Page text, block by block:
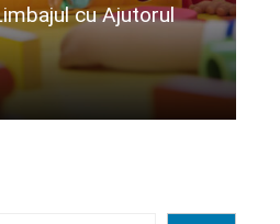
cu Ajutorul